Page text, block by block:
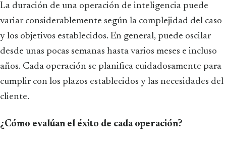
La duración de una operación de inteligencia puede
variar considerablemente según la complejidad del caso
y los objetivos establecidos. En general, puede oscilar
desde unas pocas semanas hasta varios meses e incluso
años. Cada operación se planifica cuidadosamente para
cumplir con los plazos establecidos y las necesidades del
cliente.
¿Cómo evalúan el éxito de cada operación?